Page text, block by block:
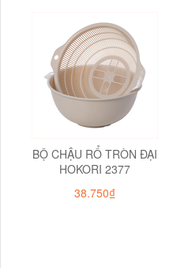
BỘ CHẬU RỔ TRÒN ĐẠI
HOKORI 2377
38.750₫